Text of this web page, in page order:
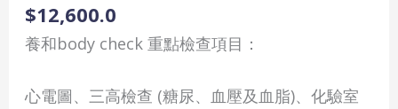
$12,600.0
養和body check 重點檢查項目：
心電圖、三高檢查 (糖尿、血壓及血脂)、化驗室